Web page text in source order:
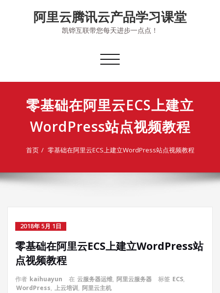
阿里云腾讯云产品学习课堂
凯铧互联带您每天进步一点点！
切
导
零基础在阿里云ECS上建立
WordPress站点视频教程
首页 零基础在阿里云ECS上建立WordPress站点视频教程
2018年 5月 1日
零基础在阿里云ECS上建立WordPress站
点视频教程
作者 kaihuayun 在 云服务器运维, 阿里云服务器 标签 ECS,
WordPress, 上云培训, 阿里云主机